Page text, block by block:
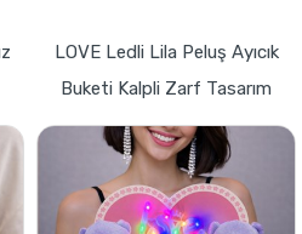
LOVE Ledli Lila Peluş Ayıcık
Buketi Kalpli Zarf Tasarım